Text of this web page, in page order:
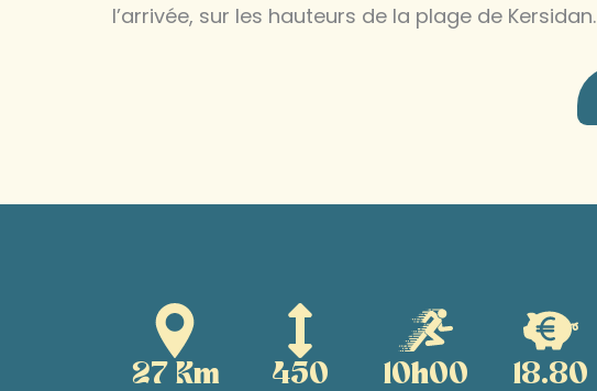
l’arrivée, sur les hauteurs de la plage de Kersidan.
27 Km 450 10h00 18.80